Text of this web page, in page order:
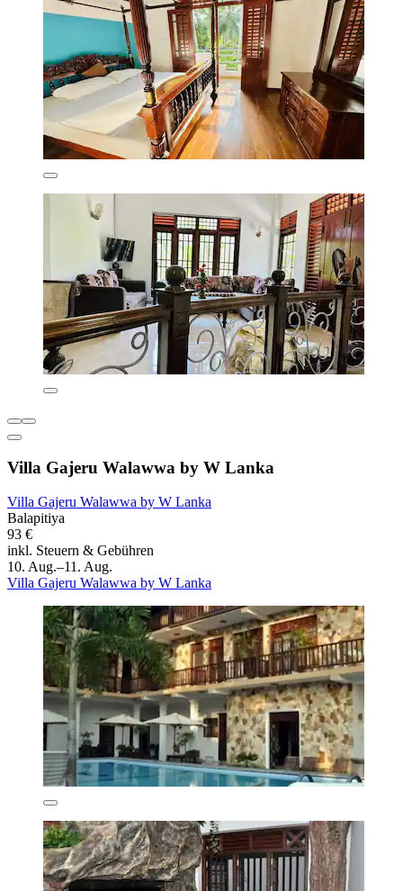
Villa Gajeru Walawwa by W Lanka
Villa Gajeru Walawwa by W Lanka
Balapitiya
93 €
inkl. Steuern & Gebühren
10. Aug.–11. Aug.
Villa Gajeru Walawwa by W Lanka